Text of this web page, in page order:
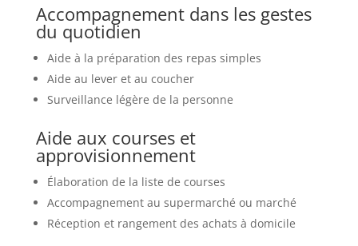
Accompagnement dans les gestes
du quotidien
Aide à la préparation des repas simples
Aide au lever et au coucher
Surveillance légère de la personne
Aide aux courses et
approvisionnement
Élaboration de la liste de courses
Accompagnement au supermarché ou marché
Réception et rangement des achats à domicile